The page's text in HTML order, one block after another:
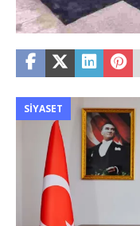
SIYASET